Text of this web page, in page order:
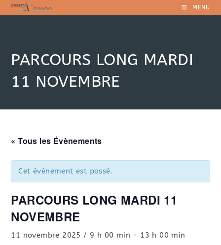
Skip
to
MENU
PARCOURS LONG MARDI
11 NOVEMBRE
« Tous les Évènements
Cet évènement est passé.
PARCOURS LONG MARDI 11
NOVEMBRE
11 novembre 2025 / 9 h 00 min - 13 h 00 min